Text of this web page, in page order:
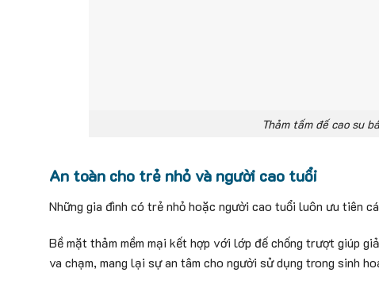
Thảm tấm đế cao su
An toàn cho trẻ nhỏ và người cao tuổi
Những gia đình có trẻ nhỏ hoặc người cao tuổi luôn ưu tiên
Bề mặt thảm mềm mại kết hợp với lớp đế chống trượt giúp
va chạm, mang lại sự an tâm cho người sử dụng trong sinh